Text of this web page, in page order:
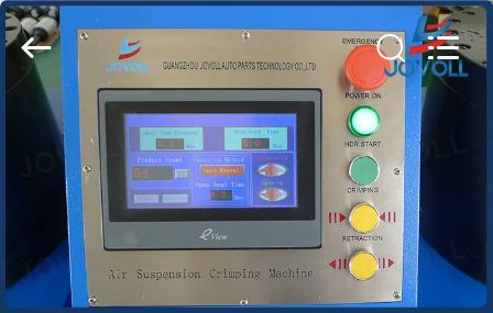
उत्पादों
वी.आर.
शो
Guangzhou
Jovoll
Auto
Parts
Technology
Ltd..
Reserved.